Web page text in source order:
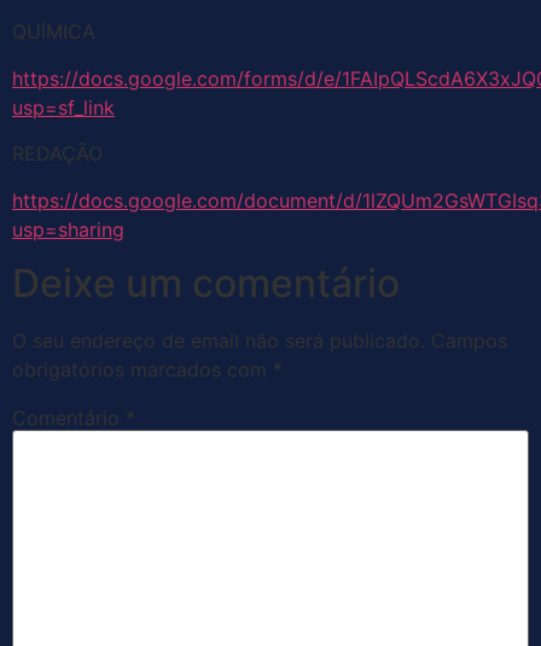
QUÍMICA
https://docs.google.com/forms/d/e/
usp=sf_link
REDAÇÃO
https://docs.google.com/document/d/
usp=sharing
Deixe um comentário
O seu endereço de email não será publicado. Campos
obrigatórios marcados com *
Comentário *